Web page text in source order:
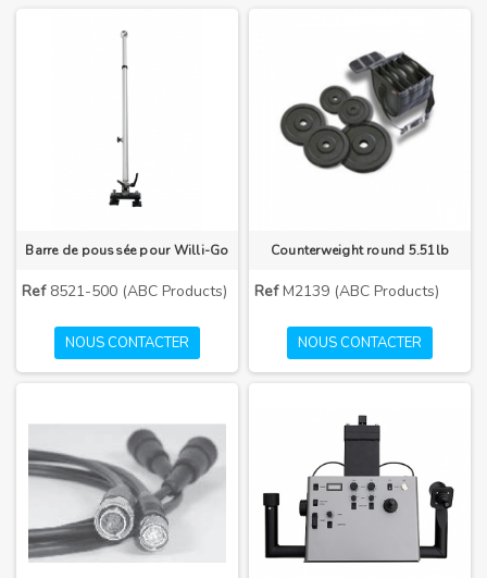
Barre de poussée pour Willi-Go
Ref8521-500 (ABC Products)
NOUS CONTACTER
Counterweight round 5.51lb
RefM2139 (ABC Products)
NOUS CONTACTER